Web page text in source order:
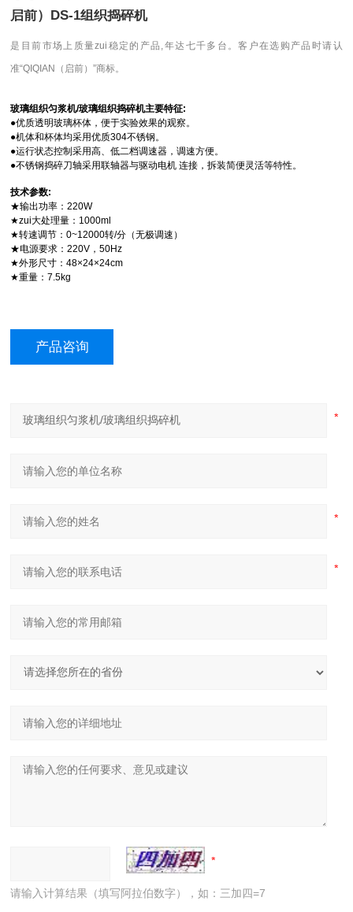
启前）DS-1组织捣碎机
是目前市场上质量zui稳定的产品,年达七千多台。客户在选购产品时请认
准“QIQIAN（启前）”商标。
玻璃组织匀浆机/玻璃组织捣碎机主要特征:
●优质透明玻璃杯体，便于实验效果的观察。
●机体和杯体均采用优质304不锈钢。
●运行状态控制采用高、低二档调速器，调速方便。
●不锈钢捣碎刀轴采用联轴器与驱动电机 连接，拆装简便灵活等特性。
技术参数:
★输出功率：220W
★zui大处理量：1000ml
★转速调节：0~12000转/分（无极调速）
★电源要求：220V，50Hz
★外形尺寸：48×24×24cm
★重量：7.5kg
产品咨询
请输入计算结果（填写阿拉伯数字），如：三加四=7